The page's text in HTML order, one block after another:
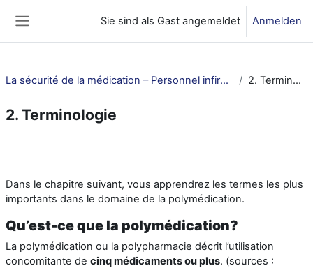
Sie sind als Gast angemeldet Anmelden
La sécurité de la médication – Personnel infirmier et ASSC 2. Terminologie
2. Terminologie
Dans le chapitre suivant, vous apprendrez les termes les plus
importants dans le domaine de la polymédication.
Qu’est-ce que la polymédication?
La polymédication ou la polypharmacie décrit l’utilisation
concomitante de cinq médicaments ou plus. (sources :